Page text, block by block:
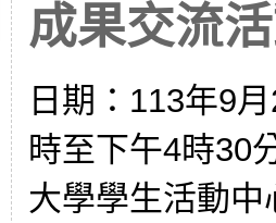
成果交流
日期：113年9
時至下午4時30
大學學生活動